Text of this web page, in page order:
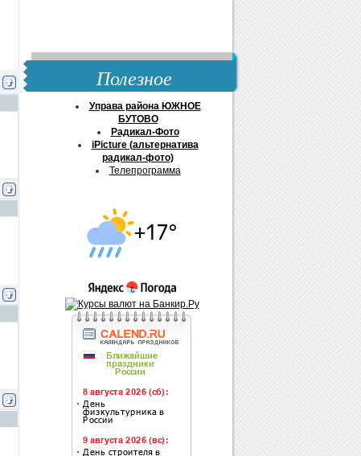
Полезное
Управа района ЮЖНОЕ
БУТОВО
Радикал-Фото
iPicture (альтернатива
радикал-фото)
Телепрограмма